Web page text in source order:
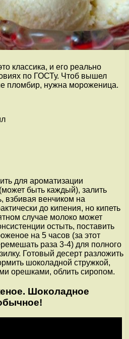
классика, и его реально
по ГОСТу. Чтоб вышел
пломбир, нужна мороженица.
для ароматизации
быть каждый), залить
взбивая венчиком на
до кипения, но кипеть
случае молоко может
остыть, поставить
на 5 часов (за этот
раза 3-4) для полного
Готовый десерт разложить
шоколадной стружкой,
орешками, облить сиропом.
Шоколадное